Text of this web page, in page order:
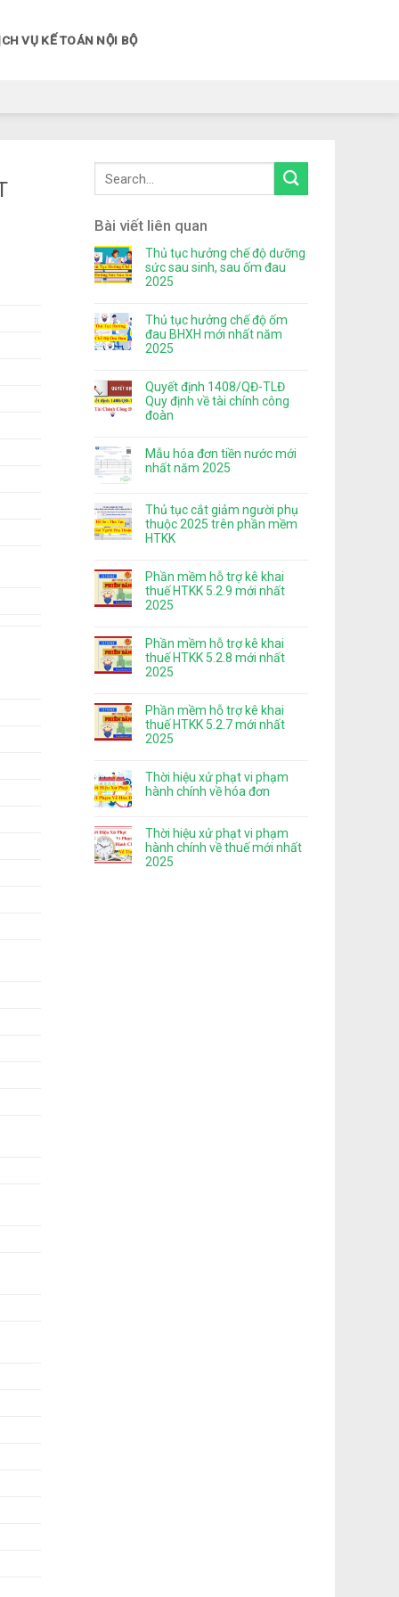
VỤ KẾ TOÁN NỘI BỘ
Bài viết liên quan
Thủ tục hưởng chế độ dưỡng
sức sau sinh, sau ốm đau
2025
Thủ tục hưởng chế độ ốm
đau BHXH mới nhất năm
2025
Quyết định 1408/QĐ-TLĐ
Quy định về tài chính công
đoàn
Mẫu hóa đơn tiền nước mới
nhất năm 2025
Thủ tục cắt giảm người phụ
thuộc 2025 trên phần mềm
HTKK
Phần mềm hỗ trợ kê khai
thuế HTKK 5.2.9 mới nhất
2025
Phần mềm hỗ trợ kê khai
thuế HTKK 5.2.8 mới nhất
2025
Phần mềm hỗ trợ kê khai
thuế HTKK 5.2.7 mới nhất
2025
Thời hiệu xử phạt vi phạm
hành chính về hóa đơn
Thời hiệu xử phạt vi phạm
hành chính về thuế mới nhất
2025